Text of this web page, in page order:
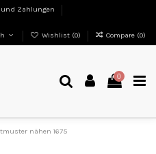
Zahlungen
Wishlist (0) Compare (0)
0
nähen 1675